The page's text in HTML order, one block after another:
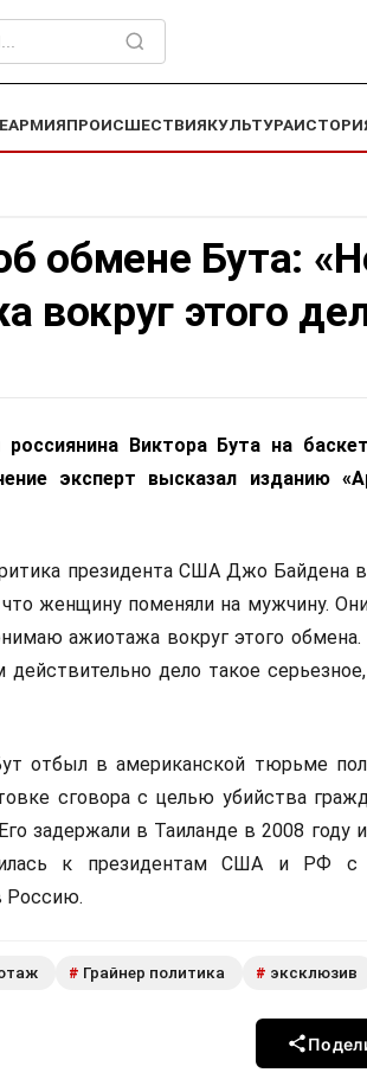
АРМИЯПРОИСШЕСТВИЯКУЛЬТУРА
обмене Бута:
этого
Виктора Бута на
эксперт высказал изданию
президента США Джо Байдена
женщину поменяли на мужчину.
ажиотажа вокруг этого
дело такое
отбыл в американской тюрьме
сговора с целью убийства
задержали в Таиланде в 2008 году
к президентам США и РФ с
Россию.
# Грайнер политика # эксклюзив